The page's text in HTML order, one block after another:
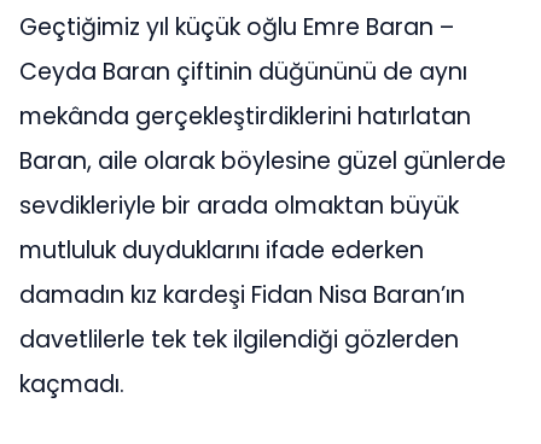
Geçtiğimiz yıl küçük oğlu Emre Baran –
Ceyda Baran çiftinin düğününü de aynı
mekânda gerçekleştirdiklerini hatırlatan
Baran, aile olarak böylesine güzel günlerde
sevdikleriyle bir arada olmaktan büyük
mutluluk duyduklarını ifade ederken
damadın kız kardeşi Fidan Nisa Baran’ın
davetlilerle tek tek ilgilendiği gözlerden
kaçmadı.